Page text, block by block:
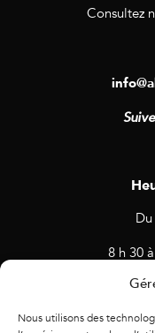
Nous utilisons des
Consultez
8 h 30
* Horaires sujets à